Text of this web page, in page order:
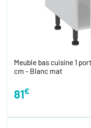
Meuble bas cuisine 1
cm - Blanc mat
81€